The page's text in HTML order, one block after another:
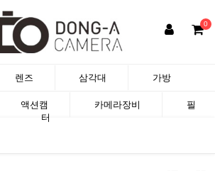
0
렌즈 삼각대 가방
액션캠 카메라장비
필
터